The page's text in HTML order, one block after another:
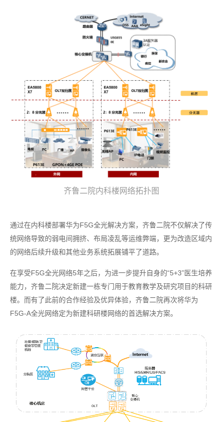
齐鲁二院内科楼网络拓扑图
通过在内科楼部署华为F5G全光解决方案，齐鲁二院不仅解决了传
统网络导致的弱电间拥挤、布局凌乱等运维弊端，更为改造区域内
的网络后续升级和其他业务系统拓展铺平了道路。
在享受F5G全光网络5年之后，为进一步提升自身的“5+3”医生培养
能力，齐鲁二院决定新建一栋专门用于教育教学及研究项目的科研
楼。而有了此前的合作经验及优异体验，齐鲁二院再次将华为
F5G-A全光网络定为新建科研楼网络的首选解决方案。